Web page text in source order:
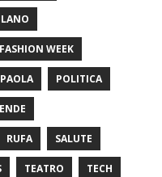
WEEK
PAOLA POLITICA
RUFA SALUTE
TEATRO TECH